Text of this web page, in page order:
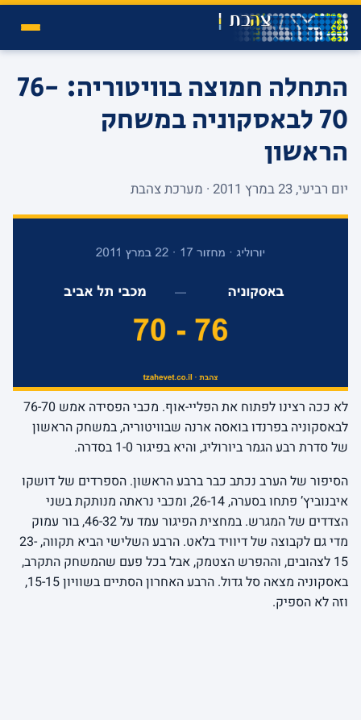
התחלה חמוצה בוויטוריה: 76-
70 לבאסקוניה במשחק
הראשון
יום רביעי, 23 במרץ 2011 · מערכת צהבת
לא ככה רצינו לפתוח את הפליי-אוף. מכבי הפסידה אמש 76-70
לבאסקוניה בפרנדו בואסה ארנה שבוויטוריה, במשחק הראשון
של סדרת רבע הגמר ביורוליג, והיא בפיגור 1-0 בסדרה.
הסיפור של הערב נכתב כבר ברבע הראשון. הספרדים של דושקו
איבנוביץ’ פתחו בסערה, 26-14, ומכבי נראתה מנותקת בשני
הצדדים של המגרש. במחצית הפיגור עמד על 46-32, בור עמוק
מדי גם לקבוצה של דיוויד בלאט. הרבע השלישי הביא תקווה, 23-
15 לצהובים, וההפרש הצטמק, אבל בכל פעם שהמשחק התקרב,
באסקוניה מצאה סל גדול. הרבע האחרון הסתיים בשוויון 15-15,
וזה לא הספיק.